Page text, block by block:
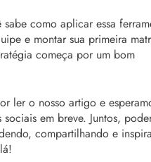
como aplicar essa
e montar sua primeira
começa por um bom
ler o nosso artigo e
sociais em breve. Juntos,
compartilhando e